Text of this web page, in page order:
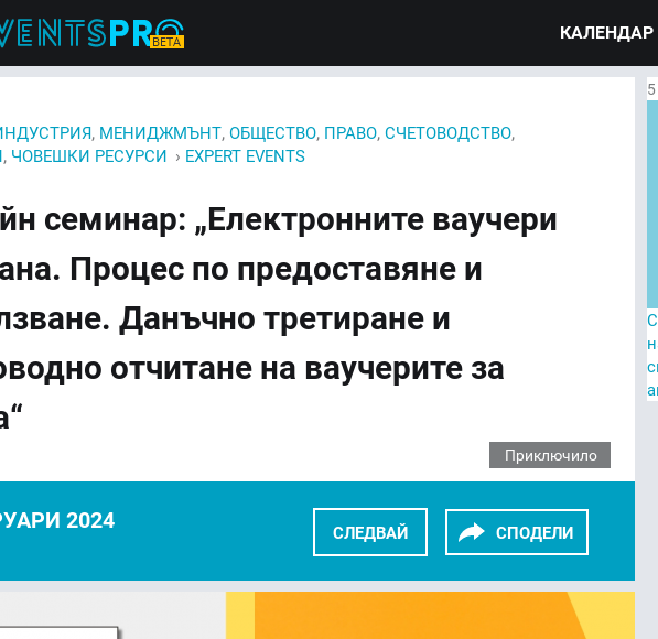
КАЛЕНДАР
, МЕНИДЖМЪНТ, ОБЩЕСТВО, ПРАВО, СЧЕТОВОДСТВО,
, ЧОВЕШКИ РЕСУРСИ › EXPERT EVENTS
семинар: „Електронните ваучери
Процес по предоставяне и
Данъчно третиране и
отчитане на ваучерите за
Приключило
СЛЕДВАЙ СПОДЕЛИ
2024
5